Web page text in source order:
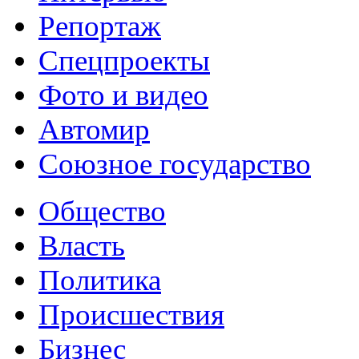
Репортаж
Спецпроекты
Фото и видео
Автомир
Союзное государство
Общество
Власть
Политика
Происшествия
Бизнес